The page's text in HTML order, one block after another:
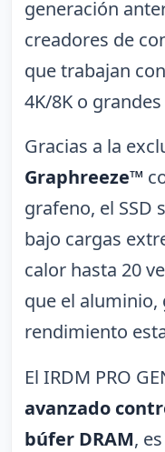
generación
creadores de
que trabajan
4K/8K o
Gracias a la
Graphreeze™
grafeno, el SSD
bajo cargas
calor hasta 20
que el aluminio,
rendimiento
El IRDM PRO
avanzado
búfer DRAM,